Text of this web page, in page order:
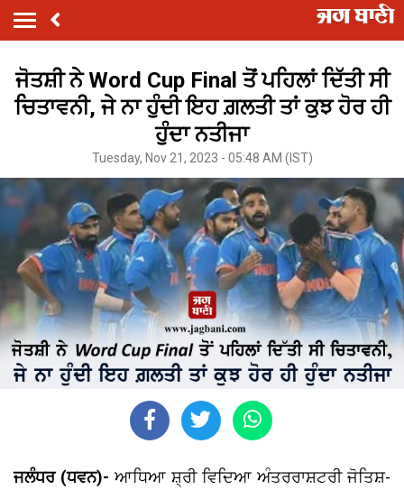
ਜੋਤਸ਼ੀ ਨੇ Word Cup Final ਤੋਂ ਪਹਿਲਾਂ ਦਿੱਤੀ ਸੀ
ਚਿਤਾਵਨੀ, ਜੇ ਨਾ ਹੁੰਦੀ ਇਹ ਗ਼ਲਤੀ ਤਾਂ ਕੁਝ ਹੋਰ ਹੀ
ਹੁੰਦਾ ਨਤੀਜਾ
Tuesday, Nov 21, 2023 - 05:48 AM (IST)
ਜਲੰਧਰ (ਧਵਨ)- ਆਧਿਆ ਸ਼੍ਰੀ ਵਿਦਿਆ ਅੰਤਰਰਾਸ਼ਟਰੀ ਜੋਤਿਸ਼-